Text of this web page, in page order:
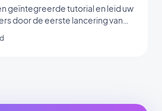
geïntegreerde tutorial en leid uw
door de eerste lancering van